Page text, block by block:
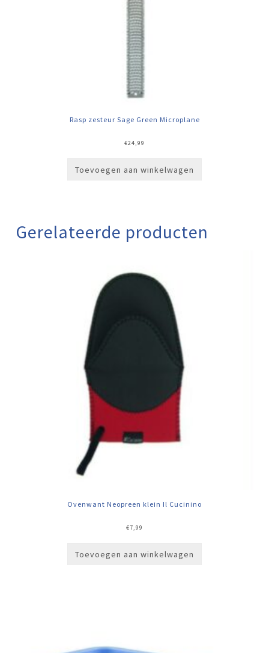
Rasp zesteur Sage Green Microplane
€24,99
Toevoegen aan winkelwagen
Gerelateerde producten
Ovenwant Neopreen klein Il Cucinino
€7,99
Toevoegen aan winkelwagen